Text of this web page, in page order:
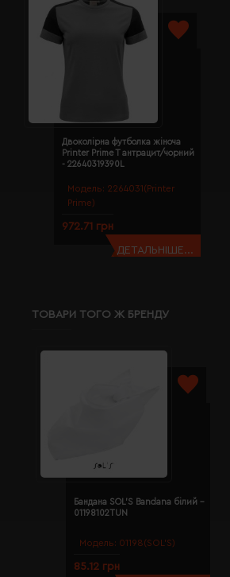
Модель: 2264031(Printer
Prime)
Двоколірна футболка жіноча
Printer Prime T антрацит/чорний
- 22640319390L
972.71 грн
ДЕТАЛЬНІШЕ...
ТОВАРИ ТОГО Ж БРЕНДУ
Модель: 01198(SOL’S)
Бандана SOL'S Bandana білий -
01198102TUN
85.12 грн